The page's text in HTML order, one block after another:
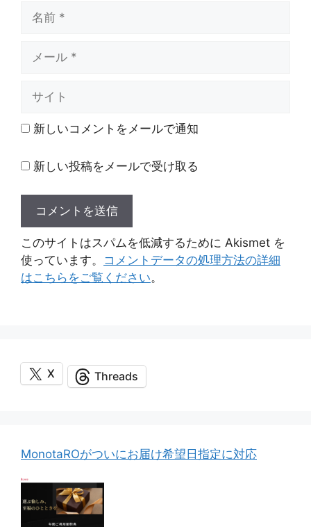
ト 新しいコメントをメールで通知
新しい投稿をメールで受け取る
このサイトはスパムを低減するために Akismet を
使っています。 コメントデータの処理方法の詳細
はこちらをご覧ください。
X Threads
MonotaROがついにお届け希望日指定に対応